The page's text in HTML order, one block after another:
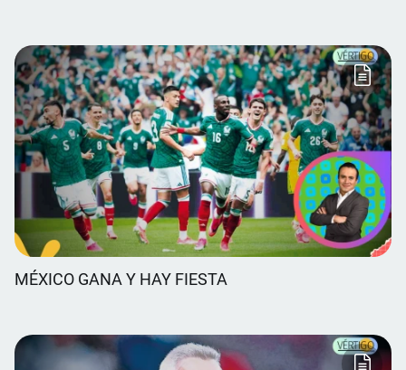
MÉXICO GANA Y HAY FIESTA